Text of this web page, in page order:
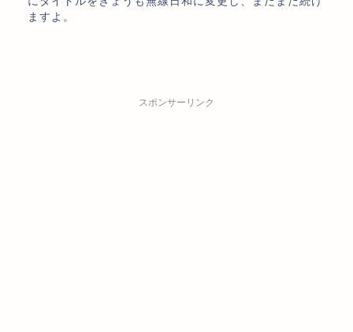
ますよ。
スポンサーリンク